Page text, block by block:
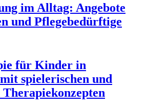
im Alltag: Angebote
und Pflegebedürftige
für Kinder in
spielerischen und